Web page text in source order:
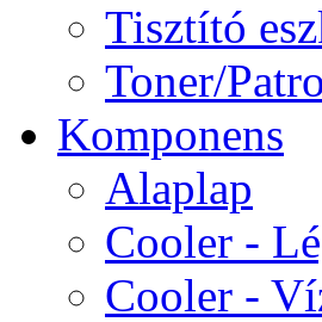
Tisztító
Toner/
Komponens
Alaplap
Cooler -
Cooler -